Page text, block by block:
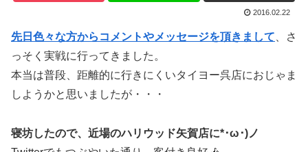
2016.02.22
先日色々な方からコメントやメッセージを頂きまして 、さ
っそく実戦に行ってきました。
本当は普段、距離的に行きにくいタイヨー呉店におじゃま
しようかと思いましたが・・・
寝坊したので、近場のハリウッド矢賀店に*･ω･)ノ